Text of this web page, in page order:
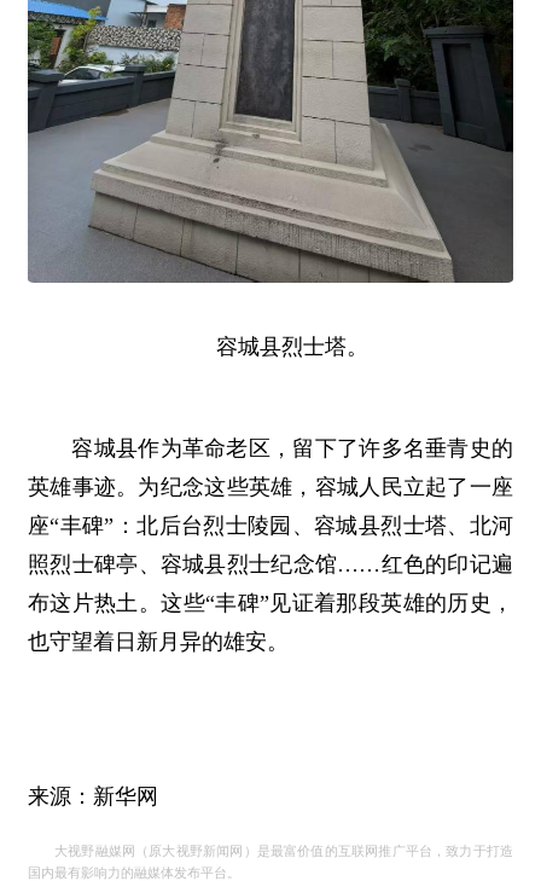
容城县烈士塔。
容城县作为革命老区，留下了许多名垂青史的
英雄事迹。为纪念这些英雄，容城人民立起了一座
座“丰碑”：北后台烈士陵园、容城县烈士塔、北河
照烈士碑亭、容城县烈士纪念馆……红色的印记遍
布这片热土。这些“丰碑”见证着那段英雄的历史，
也守望着日新月异的雄安。
来源：新华网
大视野融媒网（原大视野新闻网）是最富价值的互联网推广平台，致力于打造
国内最有影响力的融媒体发布平台。